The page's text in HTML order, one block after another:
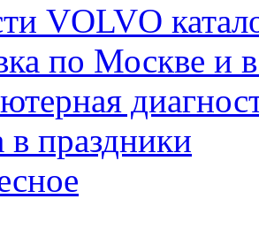
VOLVO
по Москве и
в праздники